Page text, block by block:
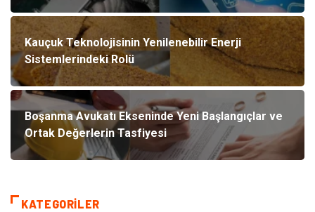
Kauçuk Teknolojisinin Yenilenebilir Enerji
Sistemlerindeki Rolü
Boşanma Avukatı Ekseninde Yeni Başlangıçlar ve
Ortak Değerlerin Tasfiyesi
KATEGORILER